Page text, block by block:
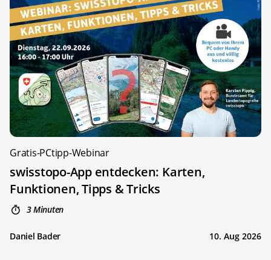
Gratis-PCtipp-Webinar
swisstopo-App entdecken: Karten,
Funktionen, Tipps & Tricks
3 Minuten
Daniel Bader 10. Aug 2026